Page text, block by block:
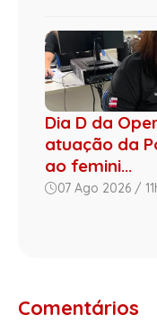
Dia D da
atuação da
ao femini...
07 Ago 2026 /
Comentários